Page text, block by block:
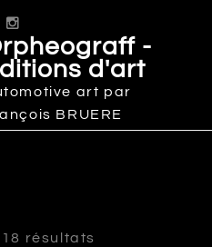
-
d'art
art par
BRUERE
résultats